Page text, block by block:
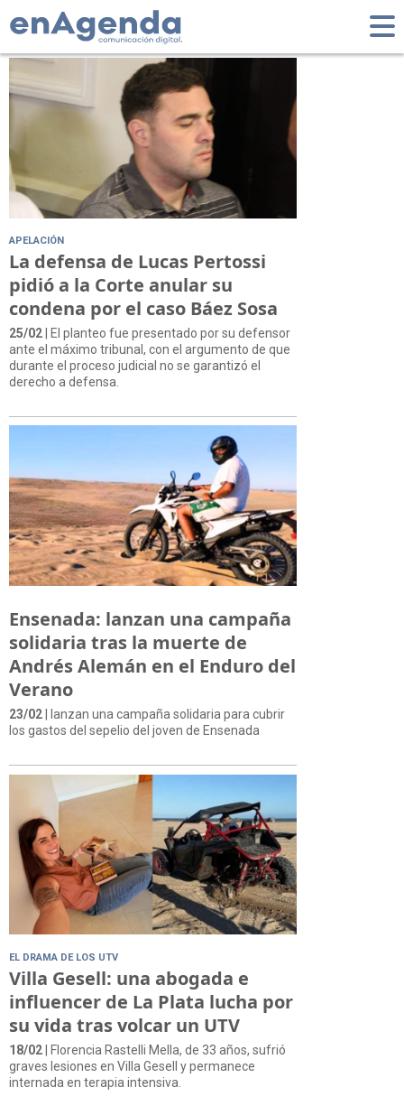
Tag: Villa Gesell
APELACIÓN
La defensa de Lucas Pertossi
pidió a la Corte anular su
condena por el caso Báez Sosa
25/02 | El planteo fue presentado por su defensor
ante el máximo tribunal, con el argumento de que
durante el proceso judicial no se garantizó el
derecho a defensa.
Ensenada: lanzan una campaña
solidaria tras la muerte de
Andrés Alemán en el Enduro del
Verano
23/02 | lanzan una campaña solidaria para cubrir
los gastos del sepelio del joven de Ensenada
EL DRAMA DE LOS UTV
Villa Gesell: una abogada e
influencer de La Plata lucha por
su vida tras volcar un UTV
18/02| Florencia Rastelli Mella, de 33 años, sufrió
graves lesiones en Villa Gesell y permanece
internada en terapia intensiva.